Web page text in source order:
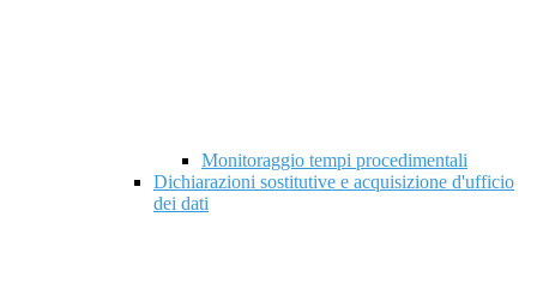
Monitoraggio tempi procedimentali
Dichiarazioni sostitutive e acquisizione d'ufficio
dei dati